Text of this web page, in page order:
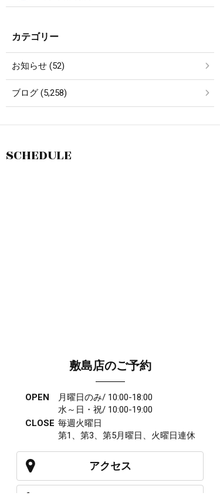
カテゴリー
お知らせ (52)
ブログ (5,258)
SCHEDULE
敷島店のご予約
OPEN
月曜日のみ/ 10:00-18:00
水～日・祝/ 10:00-19:00
CLOSE 毎週火曜日
第1、第3、第5月曜日、火曜日連休
アクセス